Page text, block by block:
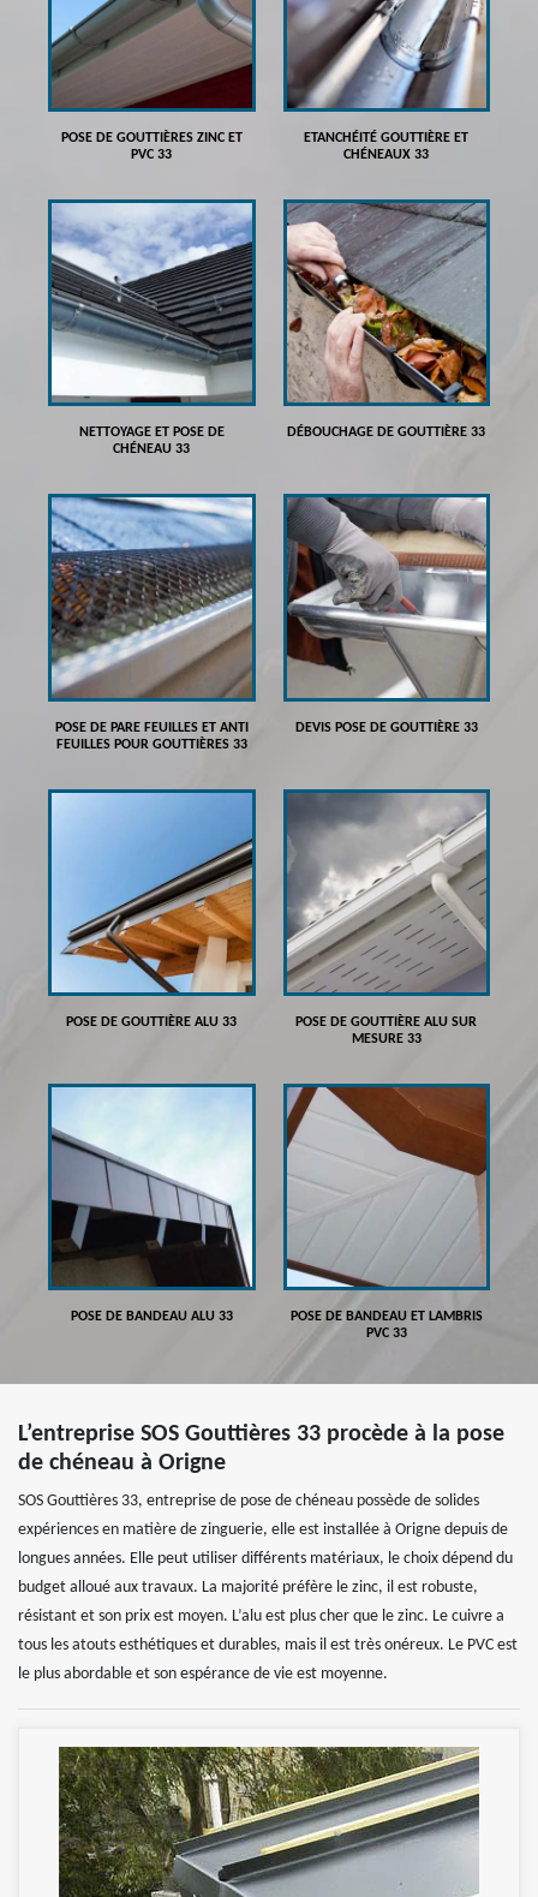
POSE DE GOUTTIÈRES ZINC ET
PVC 33
ETANCHÉITÉ GOUTTIÈRE ET
CHÉNEAUX 33
NETTOYAGE ET POSE DE
CHÉNEAU 33
DÉBOUCHAGE DE GOUTTIÈRE 33
POSE DE PARE FEUILLES ET ANTI
FEUILLES POUR GOUTTIÈRES 33
DEVIS POSE DE GOUTTIÈRE 33
POSE DE GOUTTIÈRE ALU 33
POSE DE GOUTTIÈRE ALU SUR
MESURE 33
POSE DE BANDEAU ALU 33
POSE DE BANDEAU ET LAMBRIS
PVC 33
L’entreprise SOS Gouttières 33 procède à la pose
de chéneau à Origne
SOS Gouttières 33, entreprise de pose de chéneau possède de solides
expériences en matière de zinguerie, elle est installée à Origne depuis de
longues années. Elle peut utiliser différents matériaux, le choix dépend du
budget alloué aux travaux. La majorité préfère le zinc, il est robuste,
résistant et son prix est moyen. L’alu est plus cher que le zinc. Le cuivre a
tous les atouts esthétiques et durables, mais il est très onéreux. Le PVC est
le plus abordable et son espérance de vie est moyenne.